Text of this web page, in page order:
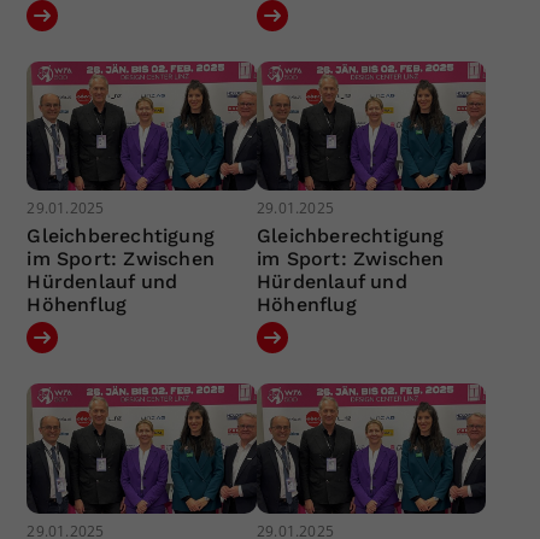
29.01.2025
Gleichberechtigung
im Sport: Zwischen
Hürdenlauf und
Höhenflug
29.01.2025
Gleichberechtigung
im Sport: Zwischen
Hürdenlauf und
Höhenflug
29.01.2025 29.01.2025